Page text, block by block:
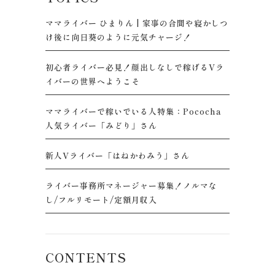
ママライバー ひまりん | 家事の合間や寝かしつ
け後に向日葵のように元気チャージ！
初心者ライバー必見！顔出しなしで稼げるVラ
イバーの世界へようこそ
ママライバーで稼いでいる人特集：Pococha
人気ライバー「みどり」さん
新人Vライバー「はねかわみう」さん
ライバー事務所マネージャー募集！ノルマな
し/フルリモート/定額月収入
CONTENTS